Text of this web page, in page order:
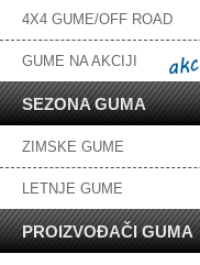
4X4 GUME/OFF ROAD
GUME NA AKCIJI
SEZONA GUMA
ZIMSKE GUME
LETNJE GUME
PROIZVOĐAČI GUMA